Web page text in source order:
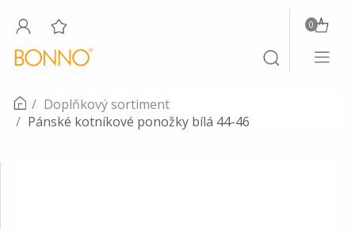
Toggle
search
0
Toggle
Doplňkový sortiment
Pánské kotníkové ponožky bílá 44-46